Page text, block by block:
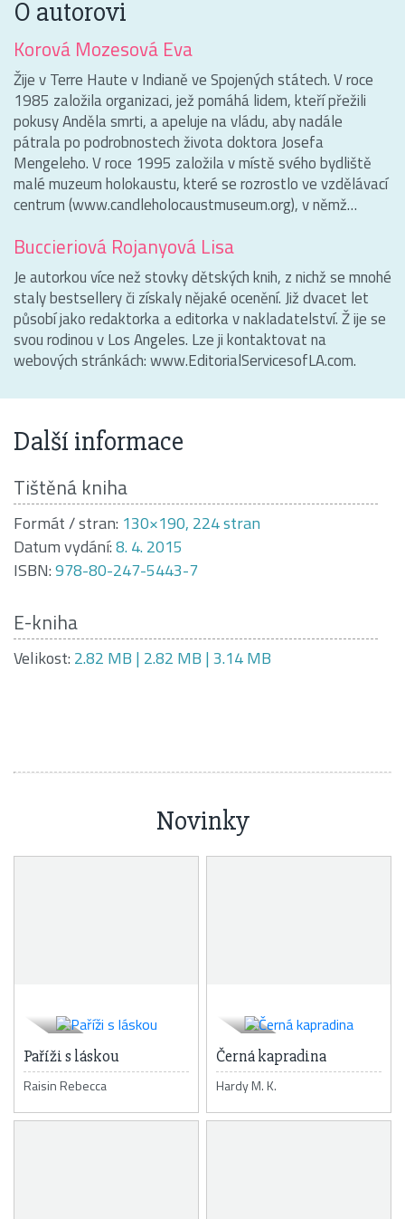
O autorovi
Korová Mozesová Eva
Žije v Terre Haute v Indianě ve Spojených státech. V roce
1985 založila organizaci, jež pomáhá lidem, kteří přežili
pokusy Anděla smrti, a apeluje na vládu, aby nadále
pátrala po podrobnostech života doktora Josefa
Mengeleho. V roce 1995 založila v místě svého bydliště
malé muzeum holokaustu, které se rozrostlo ve vzdělávací
centrum (www.candleholocaustmuseum.org), v němž…
Buccieriová Rojanyová Lisa
Je autorkou více než stovky dětských knih, z nichž se mnohé
staly bestsellery či získaly nějaké ocenění. Již dvacet let
působí jako redaktorka a editorka v nakladatelství. Ž ije se
svou rodinou v Los Angeles. Lze ji kontaktovat na
webových stránkách: www.EditorialServicesofLA.com.
Další informace
Tištěná kniha
Formát / stran: 130×190, 224 stran
Datum vydání:8. 4. 2015
ISBN:978-80-247-5443-7
E-kniha
Velikost: 2.82 MB | 2.82 MB | 3.14 MB
Novinky
Paříži s láskou
Raisin Rebecca
Černá kapradina
Hardy M. K.